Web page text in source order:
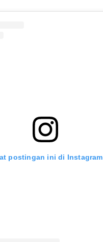
postingan ini di Instagram